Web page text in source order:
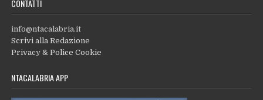
CONTATTI
info@ntacalabria.it
Scrivi alla Redazione
Privacy & Police Cookie
NTACALABRIA APP